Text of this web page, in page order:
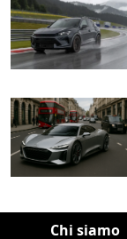
Chi siamo